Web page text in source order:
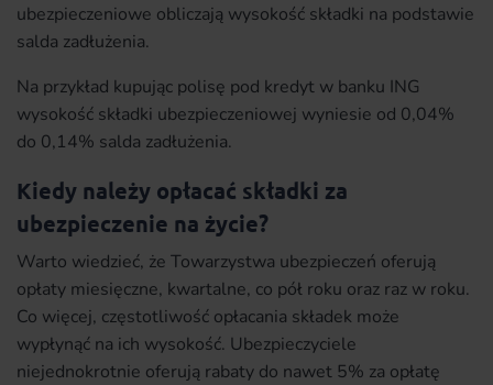
ubezpieczeniowe obliczają wysokość składki na podstawie
salda zadłużenia.
Na przykład kupując polisę pod kredyt w banku ING
wysokość składki ubezpieczeniowej wyniesie od 0,04%
do 0,14% salda zadłużenia.
Kiedy należy opłacać składki za
ubezpieczenie na życie?
Warto wiedzieć, że Towarzystwa ubezpieczeń oferują
opłaty miesięczne, kwartalne, co pół roku oraz raz w roku.
Co więcej, częstotliwość opłacania składek może
wypłynąć na ich wysokość. Ubezpieczyciele
niejednokrotnie oferują rabaty do nawet 5% za opłatę